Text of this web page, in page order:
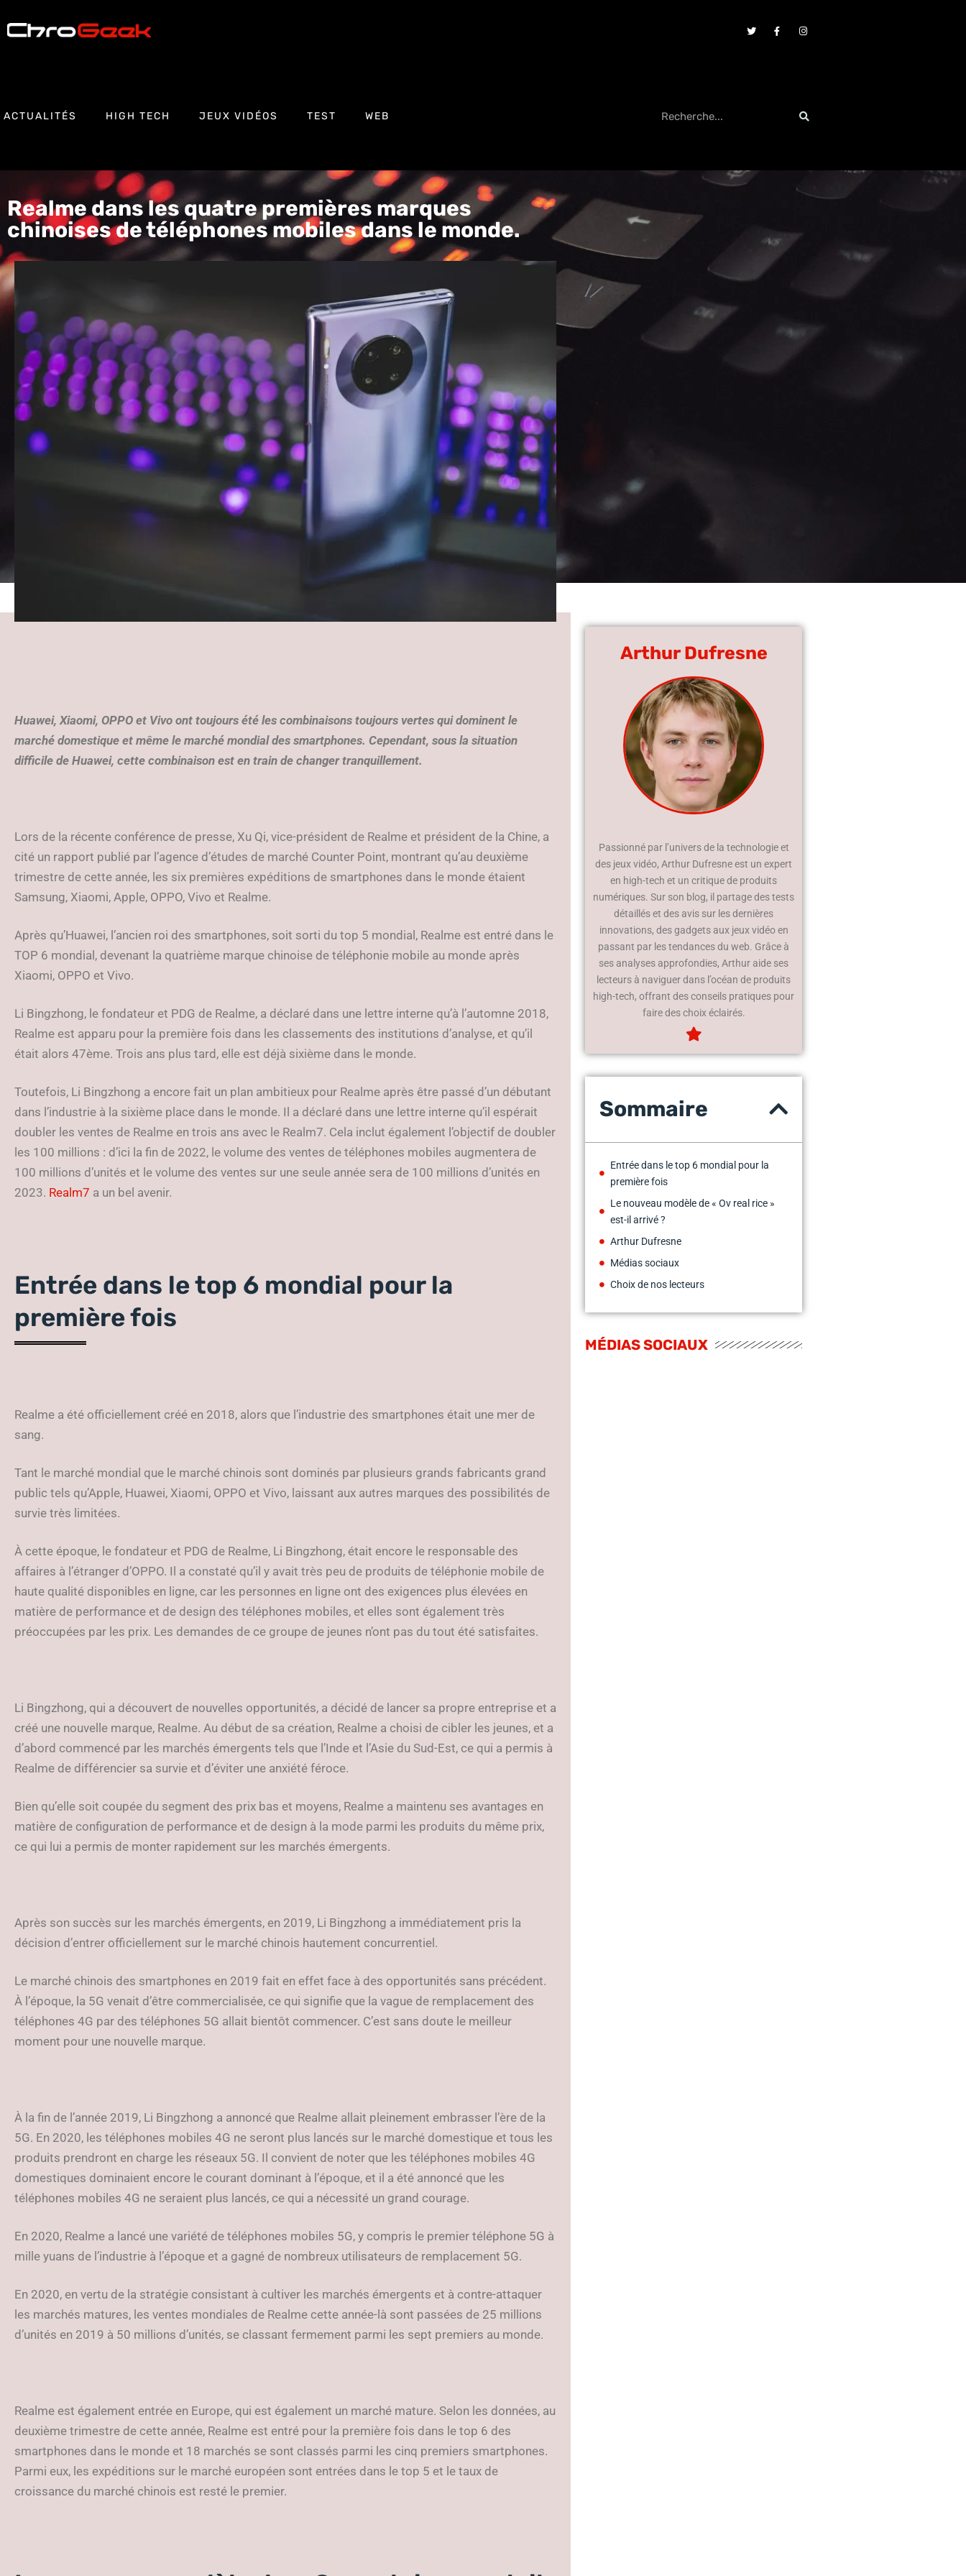
ACTUALITÉS HIGH TECH JEUX VIDÉOS TEST WEB
Realme dans les quatre premières marques
chinoises de téléphones mobiles dans le monde.
Huawei, Xiaomi, OPPO et Vivo ont toujours été les combinaisons toujours vertes qui dominent le
marché domestique et même le marché mondial des smartphones. Cependant, sous la situation
difficile de Huawei, cette combinaison est en train de changer tranquillement.
Lors de la récente conférence de presse, Xu Qi, vice-président de Realme et président de la Chine, a
cité un rapport publié par l’agence d’études de marché Counter Point, montrant qu’au deuxième
trimestre de cette année, les six premières expéditions de smartphones dans le monde étaient
Samsung, Xiaomi, Apple, OPPO, Vivo et Realme.
Après qu’Huawei, l’ancien roi des smartphones, soit sorti du top 5 mondial, Realme est entré dans le
TOP 6 mondial, devenant la quatrième marque chinoise de téléphonie mobile au monde après
Xiaomi, OPPO et Vivo.
Li Bingzhong, le fondateur et PDG de Realme, a déclaré dans une lettre interne qu’à l’automne 2018,
Realme est apparu pour la première fois dans les classements des institutions d’analyse, et qu’il
était alors 47ème. Trois ans plus tard, elle est déjà sixième dans le monde.
Toutefois, Li Bingzhong a encore fait un plan ambitieux pour Realme après être passé d’un débutant
dans l’industrie à la sixième place dans le monde. Il a déclaré dans une lettre interne qu’il espérait
doubler les ventes de Realme en trois ans avec le Realm7. Cela inclut également l’objectif de doubler
les 100 millions : d’ici la fin de 2022, le volume des ventes de téléphones mobiles augmentera de
100 millions d’unités et le volume des ventes sur une seule année sera de 100 millions d’unités en
2023. Realm7 a un bel avenir.
Entrée dans le top 6 mondial pour la
première fois
Realme a été officiellement créé en 2018, alors que l’industrie des smartphones était une mer de
sang.
Tant le marché mondial que le marché chinois sont dominés par plusieurs grands fabricants grand
public tels qu’Apple, Huawei, Xiaomi, OPPO et Vivo, laissant aux autres marques des possibilités de
survie très limitées.
À cette époque, le fondateur et PDG de Realme, Li Bingzhong, était encore le responsable des
affaires à l’étranger d’OPPO. Il a constaté qu’il y avait très peu de produits de téléphonie mobile de
haute qualité disponibles en ligne, car les personnes en ligne ont des exigences plus élevées en
matière de performance et de design des téléphones mobiles, et elles sont également très
préoccupées par les prix. Les demandes de ce groupe de jeunes n’ont pas du tout été satisfaites.
Li Bingzhong, qui a découvert de nouvelles opportunités, a décidé de lancer sa propre entreprise et a
créé une nouvelle marque, Realme. Au début de sa création, Realme a choisi de cibler les jeunes, et a
d’abord commencé par les marchés émergents tels que l’Inde et l’Asie du Sud-Est, ce qui a permis à
Realme de différencier sa survie et d’éviter une anxiété féroce.
Bien qu’elle soit coupée du segment des prix bas et moyens, Realme a maintenu ses avantages en
matière de configuration de performance et de design à la mode parmi les produits du même prix,
ce qui lui a permis de monter rapidement sur les marchés émergents.
Après son succès sur les marchés émergents, en 2019, Li Bingzhong a immédiatement pris la
décision d’entrer officiellement sur le marché chinois hautement concurrentiel.
Le marché chinois des smartphones en 2019 fait en effet face à des opportunités sans précédent.
À l’époque, la 5G venait d’être commercialisée, ce qui signifie que la vague de remplacement des
téléphones 4G par des téléphones 5G allait bientôt commencer. C’est sans doute le meilleur
moment pour une nouvelle marque.
À la fin de l’année 2019, Li Bingzhong a annoncé que Realme allait pleinement embrasser l’ère de la
5G. En 2020, les téléphones mobiles 4G ne seront plus lancés sur le marché domestique et tous les
produits prendront en charge les réseaux 5G. Il convient de noter que les téléphones mobiles 4G
domestiques dominaient encore le courant dominant à l’époque, et il a été annoncé que les
téléphones mobiles 4G ne seraient plus lancés, ce qui a nécessité un grand courage.
En 2020, Realme a lancé une variété de téléphones mobiles 5G, y compris le premier téléphone 5G à
mille yuans de l’industrie à l’époque et a gagné de nombreux utilisateurs de remplacement 5G.
En 2020, en vertu de la stratégie consistant à cultiver les marchés émergents et à contre-attaquer
les marchés matures, les ventes mondiales de Realme cette année-là sont passées de 25 millions
d’unités en 2019 à 50 millions d’unités, se classant fermement parmi les sept premiers au monde.
Realme est également entrée en Europe, qui est également un marché mature. Selon les données, au
deuxième trimestre de cette année, Realme est entré pour la première fois dans le top 6 des
smartphones dans le monde et 18 marchés se sont classés parmi les cinq premiers smartphones.
Parmi eux, les expéditions sur le marché européen sont entrées dans le top 5 et le taux de
croissance du marché chinois est resté le premier.
Arthur Dufresne
Passionné par l’univers de la technologie et
des jeux vidéo, Arthur Dufresne est un expert
en high-tech et un critique de produits
numériques. Sur son blog, il partage des tests
détaillés et des avis sur les dernières
innovations, des gadgets aux jeux vidéo en
passant par les tendances du web. Grâce à
ses analyses approfondies, Arthur aide ses
lecteurs à naviguer dans l’océan de produits
high-tech, offrant des conseils pratiques pour
faire des choix éclairés.
Sommaire
Entrée dans le top 6 mondial pour la
première fois
Le nouveau modèle de « Ov real rice »
est-il arrivé ?
Arthur Dufresne
Médias sociaux
Choix de nos lecteurs
MÉDIAS SOCIAUX